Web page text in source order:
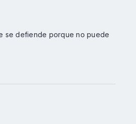
se defiende porque no puede